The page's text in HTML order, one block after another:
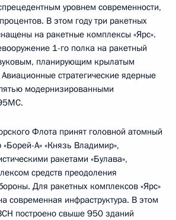
уровнем современности,
В этом году три ракетных
на ракетные комплексы «Ярс».
1-го полка на ракетный
планирующим крылатым
стратегические ядерные
модернизированными
Флота принят головной атомный
А» «Князь Владимир»,
ракетами «Булава»,
средств преодоления
Для ракетных комплексов «Ярс»
современная инфраструктура. В этом
построено свыше 950 зданий